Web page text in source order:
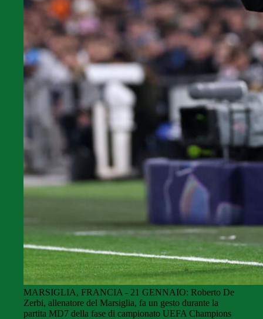
MARSIGLIA, FRANCIA - 21 GENNAIO: Roberto De
Zerbi, allenatore del Marsiglia, fa un gesto durante la
partita MD7 della fase di campionato UEFA Champions